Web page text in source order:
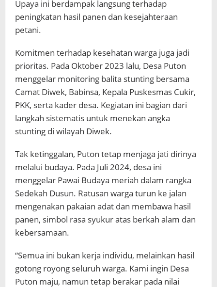
Upaya ini berdampak langsung terhadap
peningkatan hasil panen dan kesejahteraan
petani.
Komitmen terhadap kesehatan warga juga jadi
prioritas. Pada Oktober 2023 lalu, Desa Puton
menggelar monitoring balita stunting bersama
Camat Diwek, Babinsa, Kepala Puskesmas Cukir,
PKK, serta kader desa. Kegiatan ini bagian dari
langkah sistematis untuk menekan angka
stunting di wilayah Diwek.
Tak ketinggalan, Puton tetap menjaga jati dirinya
melalui budaya. Pada Juli 2024, desa ini
menggelar Pawai Budaya meriah dalam rangka
Sedekah Dusun. Ratusan warga turun ke jalan
mengenakan pakaian adat dan membawa hasil
panen, simbol rasa syukur atas berkah alam dan
kebersamaan.
“Semua ini bukan kerja individu, melainkan hasil
gotong royong seluruh warga. Kami ingin Desa
Puton maju, namun tetap berakar pada nilai